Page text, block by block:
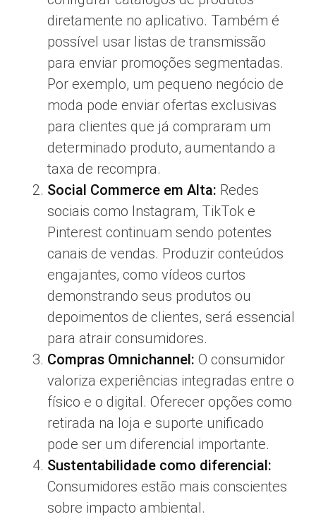
diretamente no aplicativo. Também é
possível usar listas de transmissão
para enviar promoções segmentadas.
Por exemplo, um pequeno negócio de
moda pode enviar ofertas exclusivas
para clientes que já compraram um
determinado produto, aumentando a
taxa de recompra.
Social Commerce em Alta: Redes
sociais como Instagram, TikTok e
Pinterest continuam sendo potentes
canais de vendas. Produzir conteúdos
engajantes, como vídeos curtos
demonstrando seus produtos ou
depoimentos de clientes, será essencial
para atrair consumidores.
Compras Omnichannel: O consumidor
valoriza experiências integradas entre o
físico e o digital. Oferecer opções como
retirada na loja e suporte unificado
pode ser um diferencial importante.
Sustentabilidade como diferencial:
Consumidores estão mais conscientes
sobre impacto ambiental.